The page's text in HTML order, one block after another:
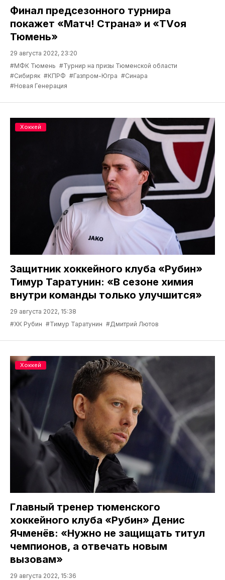
Финал предсезонного турнира
покажет «Матч! Страна» и «TVоя
Тюмень»
29 августа 2022, 23:20
#МФК Тюмень #Турнир на призы Тюменской области
#Сибиряк #КПРФ #Газпром-Югра #Синара
#Новая Генерация
Защитник хоккейного клуба «Рубин»
Тимур Таратунин: «В сезоне химия
внутри команды только улучшится»
29 августа 2022, 15:38
#ХК Рубин #Тимур Таратунин #Дмитрий Лютов
Хоккей
Главный тренер тюменского
хоккейного клуба «Рубин» Денис
Ячменёв: «Нужно не защищать титул
чемпионов, а отвечать новым
вызовам»
29 августа 2022, 15:36
Хоккей